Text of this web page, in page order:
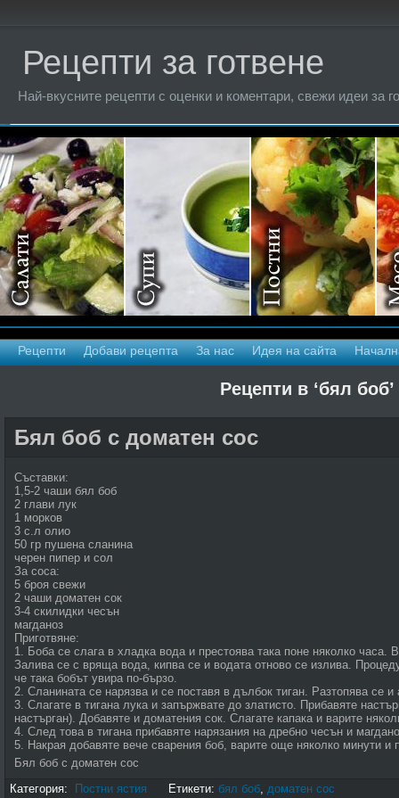
Рецепти за готвене
Най-вкусните рецепти с оценки и коментари, свежи идеи за
Рецепти Добави рецепта За нас Идея на сайта
Рецепти в ‘бял боб’
Бял боб с доматен сос
Съставки:
1,5-2 чаши бял боб
2 глави лук
1 морков
3 с.л олио
50 гр пушена сланина
черен пипер и сол
За соса:
5 броя свежи
2 чаши доматен сок
3-4 скилидки чесън
магданоз
Приготвяне:
1. Боба се слага в хладка вода и престоява така поне няколко часа.
Залива се с вряща вода, кипва се и водата отново се излива.
че така бобът увира по-бързо.
2. Сланината се нарязва и се поставя в дълбок тиган. Разтопява се
3. Слагате в тигана лука и запържвате до златисто. Прибавяте
настърган). Добавяте и доматения сок. Слагате капака и варите
4. След това в тигана прибавяте нарязания на дребно чесън и
5. Накрая добавяте вече сварения боб, варите още няколко минути и
Бял боб с доматен сос
Категория:
Постни ястия Етикети: бял боб, доматен сос